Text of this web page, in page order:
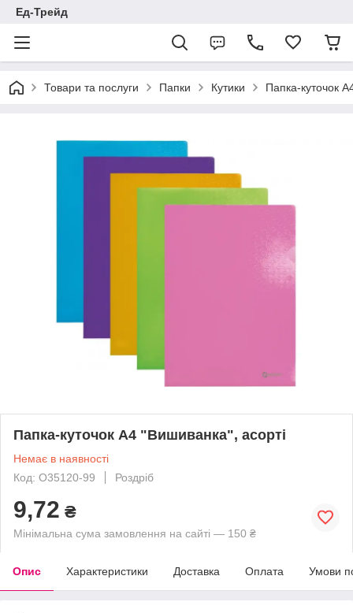
Ед-Трейд
Товари та послуги Папки Кутики Папка-куточок
Папка-куточок А4 "Вишиванка", асорті
Немає в наявності
Код: O35120-99
Роздріб
9,72 ₴
Мінімальна сума замовлення на сайті — 150 ₴
Опис Характеристики Доставка Оплата Умови